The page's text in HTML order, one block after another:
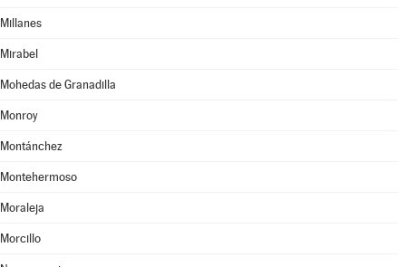
Millanes
Mirabel
Mohedas de Granadilla
Monroy
Montánchez
Montehermoso
Moraleja
Morcillo